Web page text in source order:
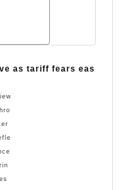
as tariff fears eas